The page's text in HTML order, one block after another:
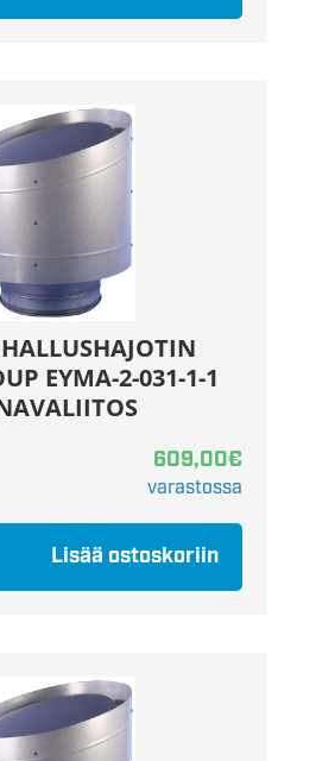
EYMA-2-031-1-1
609,00€
varastossa
Lisää ostoskoriin